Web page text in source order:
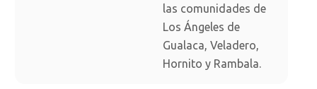
las comunidades de
Los Ángeles de
Gualaca, Veladero,
Hornito y Rambala.